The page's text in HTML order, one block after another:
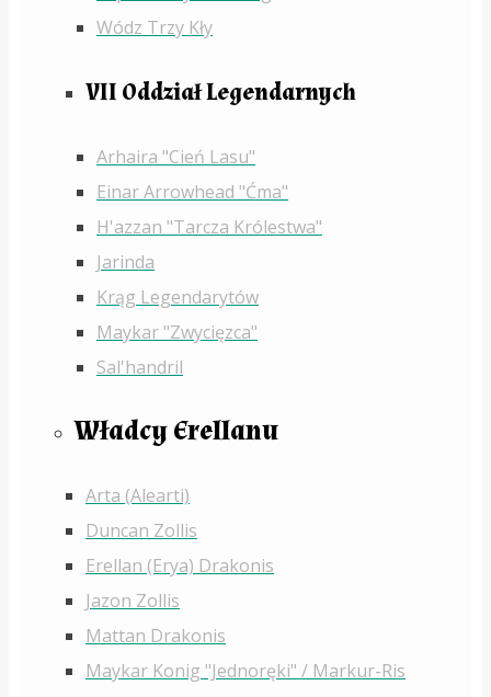
Wódz Trzy Kły
VII Oddział Legendarnych
Arhaira "Cień Lasu"
Einar Arrowhead "Ćma"
H'azzan "Tarcza Królestwa"
Jarinda
Krąg Legendarytów
Maykar "Zwycięzca"
Sal'handril
Władcy Erellanu
Arta (Alearti)
Duncan Zollis
Erellan (Erya) Drakonis
Jazon Zollis
Mattan Drakonis
Maykar Konig "Jednoręki" / Markur-Ris